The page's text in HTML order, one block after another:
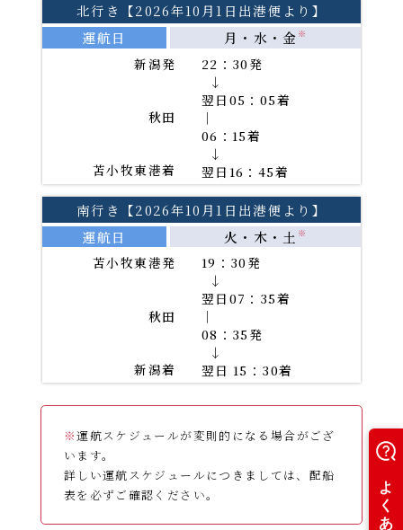
北行き【2026年10月1日出港便より】
運航日
月・水・金 ※
新潟発
秋田
苫小牧東港着
22：30発
→
翌日05：05着
｜
06：15着
→
翌日16：45着
南行き【2026年10月1日出港便より】
運航日
火・木・土 ※
苫小牧東港発
秋田
新潟着
19：30発
→
翌日07：35着
｜
08：35発
→
翌日 15：30着
※運航スケジュールが変則的になる場合がござ
います。
詳しい運航スケジュールにつきましては、配船
表を必ずご確認ください。